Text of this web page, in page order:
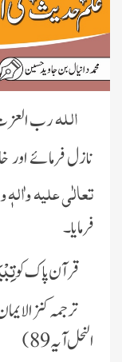
اللہرب
نازل فرمائے اور
تعالٰی علیہ
فرمایا۔
قرآن پاک کو
ترجمہ کنز
النحل آیہ 89)